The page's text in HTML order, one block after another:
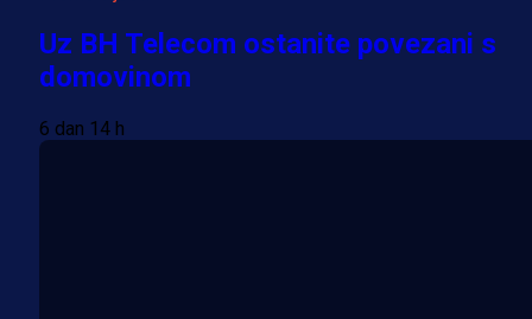
Uz BH Telecom ostanite povezani s
domovinom
6 dan 14 h